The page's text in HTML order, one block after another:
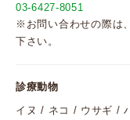
03-6427-8051
※お問い合わせの際は
下さい。
診療動物
イヌ / ネコ / ウサギ /